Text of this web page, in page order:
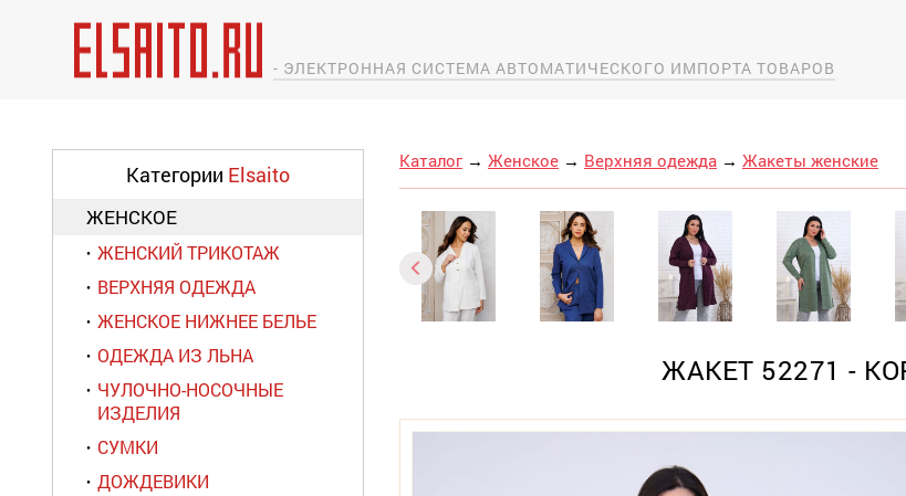
- ЭЛЕКТРОННАЯ СИСТЕМА АВТОМАТИЧЕСКОГО ИМПОРТА ТОВАРОВ
Категории Elsaito
ЖЕНСКОЕ
ЖЕНСКИЙ ТРИКОТАЖ
ВЕРХНЯЯ ОДЕЖДА
ЖЕНСКОЕ НИЖНЕЕ БЕЛЬЕ
ОДЕЖДА ИЗ ЛЬНА
ЧУЛОЧНО-НОСОЧНЫЕ
ИЗДЕЛИЯ
СУМКИ
ДОЖДЕВИКИ
Каталог → Женское → Верхняя одежда → Жакеты женские
ЖАКЕТ 52271 -